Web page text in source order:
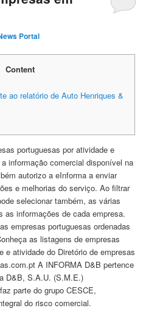
Portal
Content
ao relatório de Auto Henriques &
portuguesas por atividade e
informação comercial disponível na
autorizo a eInforma a enviar
e melhorias do serviço. Ao filtrar
selecionar também, as várias
as informações de cada empresa.
empresas portuguesas ordenadas
as listagens de empresas
e atividade do Diretório de empresas
A INFORMA D&B pertence
D&B, S.A.U. (S.M.E.)
parte do grupo CESCE,
do risco comercial.